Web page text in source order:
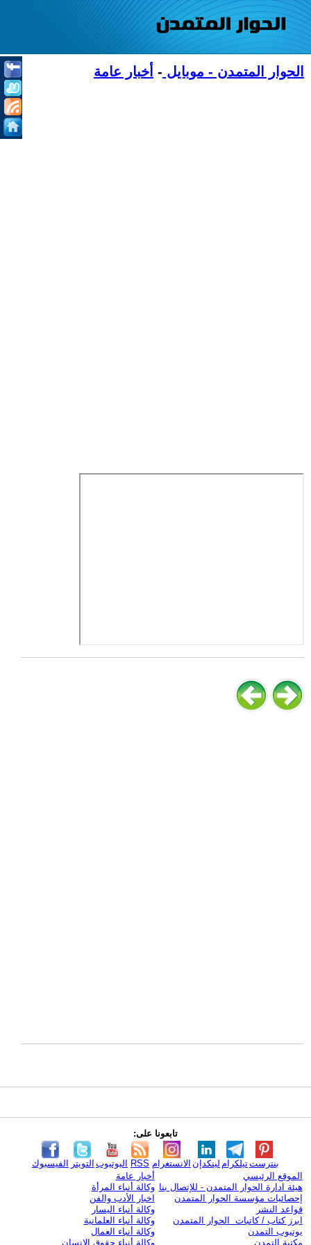
الحوار المتمدن - موبايل - أخبار عامة
تابعونا على:
الفيسبوك التويتر اليوتيوب RSS الانستغرام لينكدإن تيلكرامبنترست
الموقع الرئيسي
هيئة ادارة الحوار المتمدن - للإتصال بنا
إحصائيات مؤسسة الحوار المتمدن
قواعد النشر
ابرز كتاب / كاتبات الحوار المتمدن
يوتيوب التمدن
مكتبة التمدن
أخبار عامة
وكالة أنباء المرأة
اخبار الأدب والفن
وكالة أنباء اليسار
وكالة أنباء العلمانية
وكالة أنباء العمال
وكالة أنباء حقوق الإنسان